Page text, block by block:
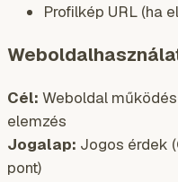
Profilkép URL (ha
Cél: Weboldal
elemzés
Jogalap: Jogos érdek
pont)